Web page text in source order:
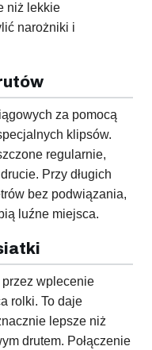
niż lekkie
narożniki i
za pomocą
klipsów.
regularnie,
Przy długich
bez podwiązania,
luźne miejsca.
przez wplecenie
rolki. To daje
lepsze niż
drutem. Połączenie